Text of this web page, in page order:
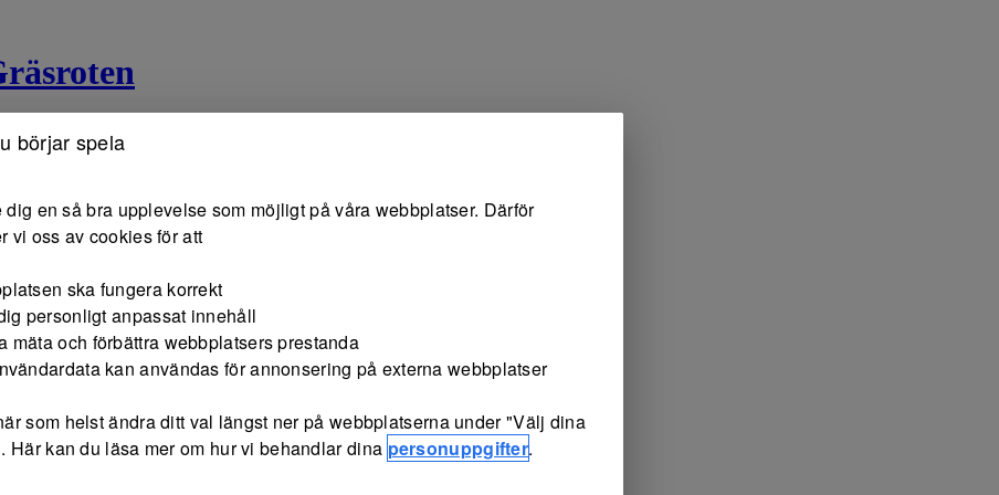
börjar spela
en så bra upplevelse som möjligt på våra webbplatser. Därför
vi oss av cookies för att
ska fungera korrekt
personligt anpassat innehåll
mäta och förbättra webbplatsers prestanda
kan användas för annonsering på externa webbplatser
som helst ändra ditt val längst ner på webbplatserna under "Välj dina
Här kan du läsa mer om hur vi behandlar dina personuppgifter.